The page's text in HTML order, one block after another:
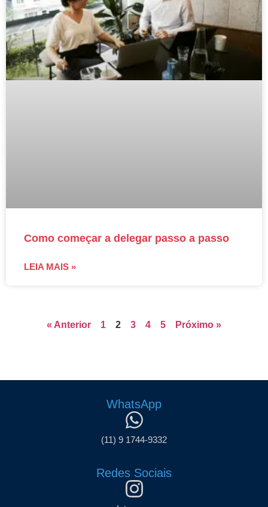
Como começar a delegar passo a passo
LEIA MAIS »
« Anterior 1 2 3 4 5 Próximo »
WhatsApp
(11) 9 1744-9332
Redes Sociais